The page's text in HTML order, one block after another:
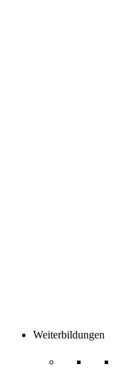
Weiterbildungen